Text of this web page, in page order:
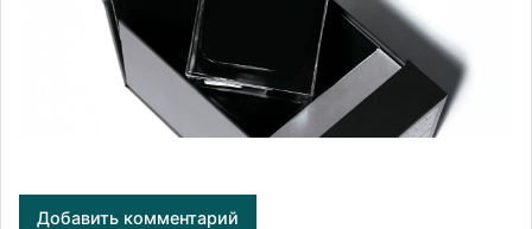
Добавить комментарий